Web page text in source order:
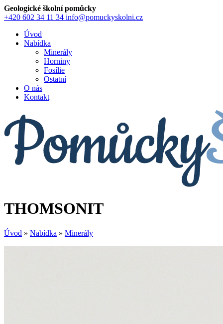
Geologické školní pomůcky
+420 602 34 11 34 info@pomuckyskolni.cz
Úvod
Nabídka
Minerály
Horniny
Fosílie
Ostatní
O nás
Kontakt
THOMSONIT
Úvod » Nabídka » Minerály